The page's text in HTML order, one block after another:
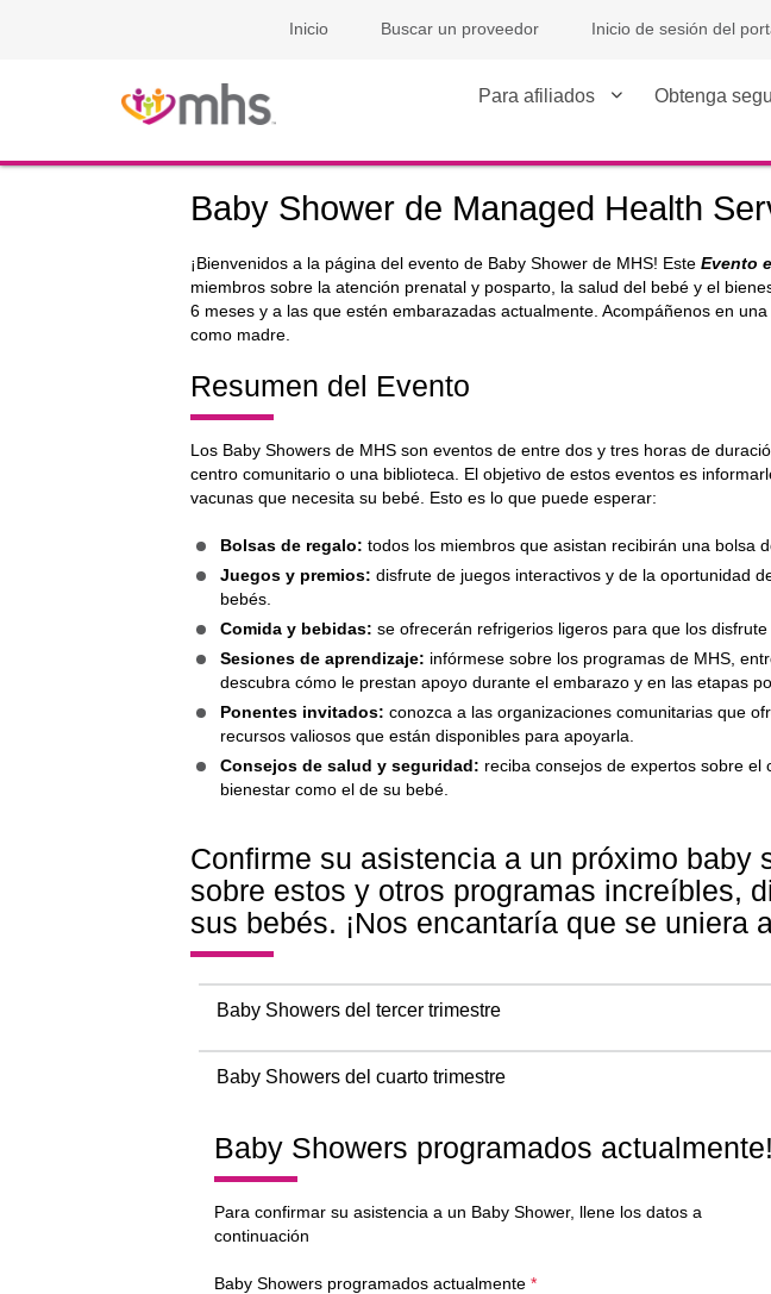
Inicio Buscar un proveedor Inicio de sesión del
Para afiliados Obtenga
Baby Shower de Managed Health
¡Bienvenidos a la página del evento de Baby Shower de MHS! Este Evento
miembros sobre la atención prenatal y posparto, la salud del bebé y el
6 meses y a las que estén embarazadas actualmente. Acompáñenos en
como madre.
Resumen del Evento
Los Baby Showers de MHS son eventos de entre dos y tres horas de
centro comunitario o una biblioteca. El objetivo de estos eventos es
vacunas que necesita su bebé. Esto es lo que puede esperar:
Bolsas de regalo: todos los miembros que asistan recibirán una bolsa
Juegos y premios: disfrute de juegos interactivos y de la oportunidad
bebés.
Comida y bebidas: se ofrecerán refrigerios ligeros para que los
Sesiones de aprendizaje: infórmese sobre los programas de MHS,
descubra cómo le prestan apoyo durante el embarazo y en las etapas
Ponentes invitados: conozca a las organizaciones comunitarias que
recursos valiosos que están disponibles para apoyarla.
Consejos de salud y seguridad: reciba consejos de expertos sobre
bienestar como el de su bebé.
Confirme su asistencia a un próximo baby
sobre estos y otros programas increíbles,
sus bebés. ¡Nos encantaría que se uniera
Baby Showers del tercer trimestre
Baby Showers del cuarto trimestre
Baby Showers programados actualmente!
Para confirmar su asistencia a un Baby Shower, llene los datos a
continuación
Baby Showers programados actualmente *